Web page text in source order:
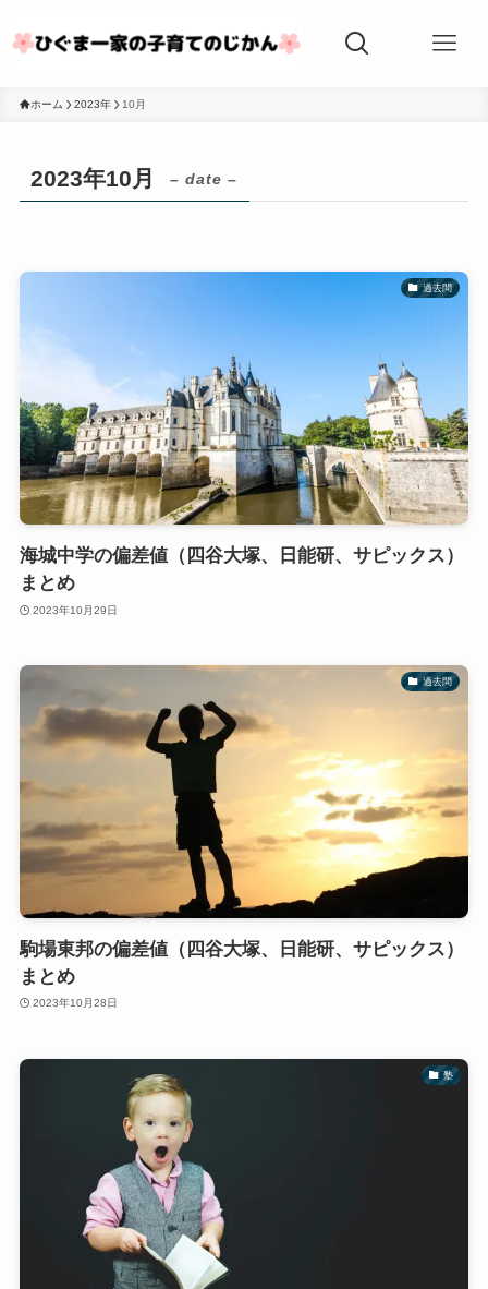
ホーム 2023年 10月
2023年10月 – date –
過去問
海城中学の偏差値（四谷大塚、日能研、サピックス）
まとめ
2023年10月29日
過去問
駒場東邦の偏差値（四谷大塚、日能研、サピックス）
まとめ
2023年10月28日
塾